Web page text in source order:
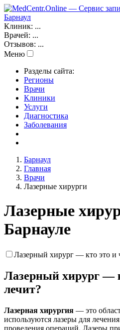
Барнаул
Клиник: ...
Врачей: ...
Отзывов: ...
Меню
Разделы сайта:
Регионы
Врачи
Клиники
Услуги
Диагностика
Заболевания
Барнаул
Главная
Врачи
Лазерные хирурги
Лазерные
Барнауле
Лазерный хирург — кто это и
Лазерный хирург —
лечит?
Лазерная хирургия — это
используются лазеры для
проведения операций. Лазеры